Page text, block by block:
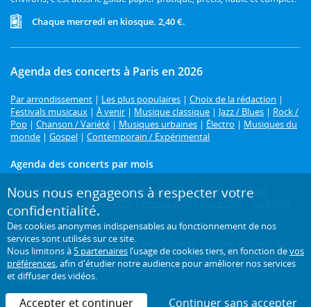
Chaque mercredi en kiosque. 2,40 €.
Agenda des concerts à Paris en 2026
Par arrondissement | Les plus populaires | Choix de la rédaction |
Festivals musicaux | À venir | Musique classique | Jazz / Blues | Rock /
Pop | Chanson / Variété | Musiques urbaines | Électro | Musiques du
monde | Gospel | Contemporain / Expérimental
Agenda des concerts par mois
Août 2026| Septembre 2026|Octobre 2026|Novembre 2026
Décembre 2026
| Janvier 2027 Février 2027
Mai 2027| Juin 2027
Un concert à Paris ?Retrouvez tout l'agenda 2026 des concerts dans
la capitale avec L'Officiel des spectacles. Classique, jazz, rock, gospel,
musique tzigane, électro, rap, soul et funk... : il y en a pour tous les
goûts !
Nous nous engageons à respecter votre
confidentialité.
Des cookies anonymes indispensables au fonctionnement de nos
services sont utilisés sur ce site.
Nous limitons à 5 partenaires l’usage de cookies tiers, en fonction devos
préférences, afin d'étudier notre audience pour améliorer nos services
et diffuser des vidéos.
Accepter et continuer Continuer sans accepter